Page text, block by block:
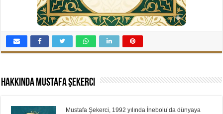
Hakkında Mustafa Şekerci
Mustafa Şekerci, 1992 yılında İnebolu’da dünyaya